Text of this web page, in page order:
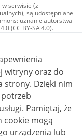
serwisie (z
są udostępniane
uznanie autorstwa
(CC BY-SA 4.0).
zdjęcia, materiały
na licencji typu
użycie
4.0 (CC BY-
inaczej.
witryny oraz do
nim
że
cookie mogą
urządzenia lub